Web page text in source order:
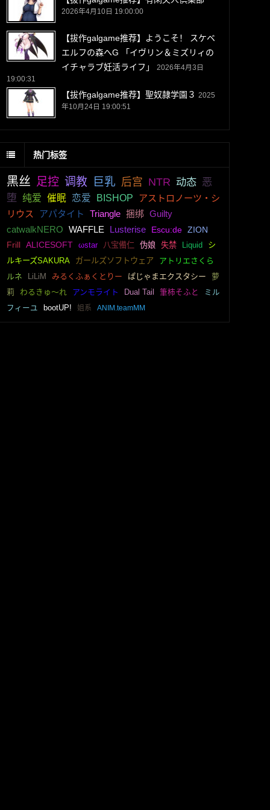
2026年4月10日 19:00:00
【拔作galgame推荐】ようこそ！ スケベ
エルフの森へG 「イヴリン＆ミズリィの
イチャラブ妊活ライフ」
2026年4月3日
19:00:31
【拔作galgame推荐】聖奴隷学園３ 2025
年10月24日 19:00:51
热门标签
黑丝 足控 调教 巨乳 后宫 NTR 动态 恶
堕 纯爱 催眠 恋爱 BISHOP
アストロノーツ・シ
リウス
アパタイト Triangle 捆绑
Guilty
catwalkNERO
WAFFLE Lusterise Escu:de ZION
Frill ALICESOFT ωstar 八宝備仁 伪娘 失禁 Liquid
シ
ルキーズSAKURA
ガールズソフトウェア
アトリエさくら
ルネ
LiLiM みるくふぁくとりー ぱじゃまエクスタシー
萝
莉
わるきゅ～れ アンモライト Dual Tail 筆柿そふと
ミル
フィーユ
bootUP! 姐系 ANIM.teamMM